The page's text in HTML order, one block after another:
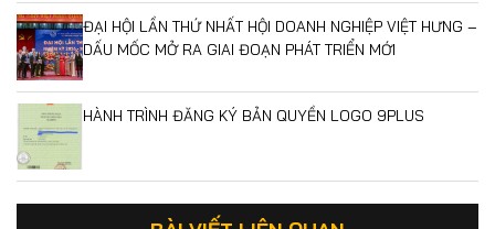
ĐẠI HỘI LẦN THỨ NHẤT HỘI DOANH NGHIỆP VIỆT HƯNG –
DẤU MỐC MỞ RA GIAI ĐOẠN PHÁT TRIỂN MỚI
HÀNH TRÌNH ĐĂNG KÝ BẢN QUYỀN LOGO 9PLUS